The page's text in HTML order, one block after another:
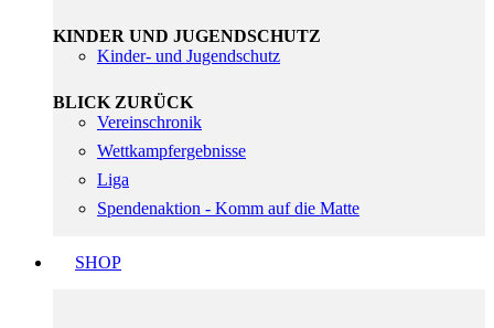
KINDER UND JUGENDSCHUTZ
Kinder- und Jugendschutz
BLICK ZURÜCK
Vereinschronik
Wettkampfergebnisse
Liga
Spendenaktion - Komm auf die Matte
SHOP